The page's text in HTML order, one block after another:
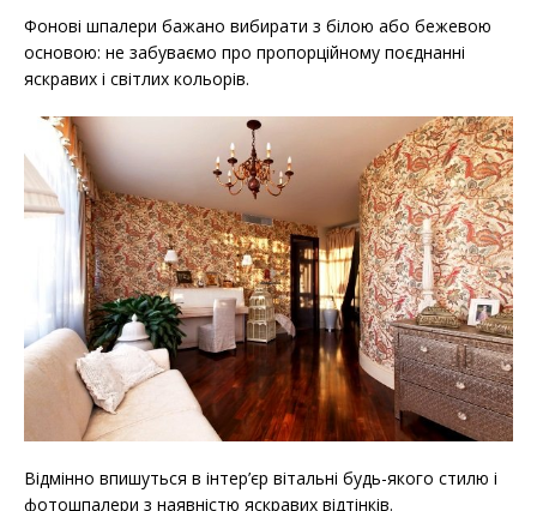
Фонові шпалери бажано вибирати з білою або бежевою
основою: не забуваємо про пропорційному поєднанні
яскравих і світлих кольорів.
Відмінно впишуться в інтер’єр вітальні будь-якого стилю і
фотошпалери з наявністю яскравих відтінків.